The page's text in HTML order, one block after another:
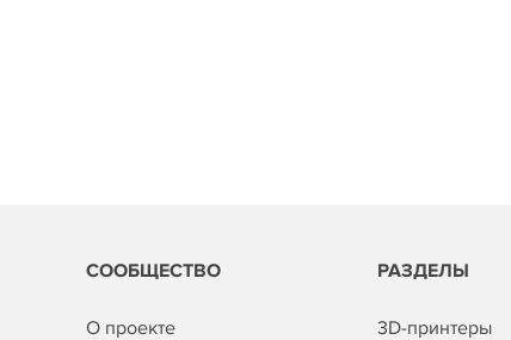
СООБЩЕСТВО
О проекте
РАЗДЕЛЫ
3D-принтеры